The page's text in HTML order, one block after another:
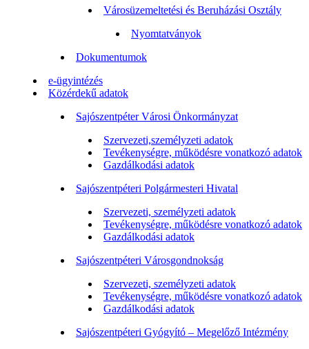
Városüzemeltetési és Beruházási Osztály
Nyomtatványok
Dokumentumok
e-ügyintézés
Közérdekű adatok
Sajószentpéter Városi Önkormányzat
Szervezeti,személyzeti adatok
Tevékenységre, működésre vonatkozó adatok
Gazdálkodási adatok
Sajószentpéteri Polgármesteri Hivatal
Szervezeti, személyzeti adatok
Tevékenységre, működésre vonatkozó adatok
Gazdálkodási adatok
Sajószentpéteri Városgondnokság
Szervezeti, személyzeti adatok
Tevékenységre, működésre vonatkozó adatok
Gazdálkodási adatok
Sajószentpéteri Gyógyító – Megelőző Intézmény